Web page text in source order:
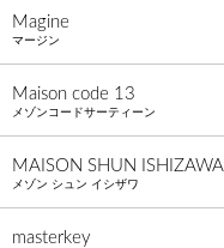
Magine
マージン
Maison code 13
メゾンコードサーティーン
MAISON SHUN ISHIZAWA
メゾン シュン イシザワ
masterkey